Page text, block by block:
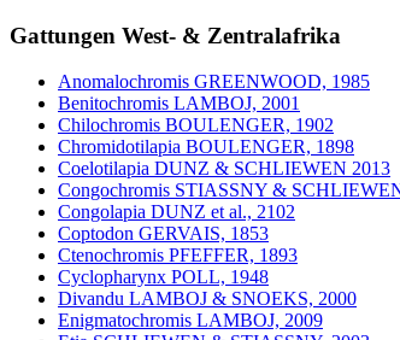
Gattungen West- & Zentralafrika
Anomalochromis GREENWOOD, 1985
Benitochromis LAMBOJ, 2001
Chilochromis BOULENGER, 1902
Chromidotilapia BOULENGER, 1898
Coelotilapia DUNZ & SCHLIEWEN 2013
Congochromis STIASSNY &
Congolapia DUNZ et al., 2102
Coptodon GERVAIS, 1853
Ctenochromis PFEFFER, 1893
Cyclopharynx POLL, 1948
Divandu LAMBOJ & SNOEKS, 2000
Enigmatochromis LAMBOJ, 2009